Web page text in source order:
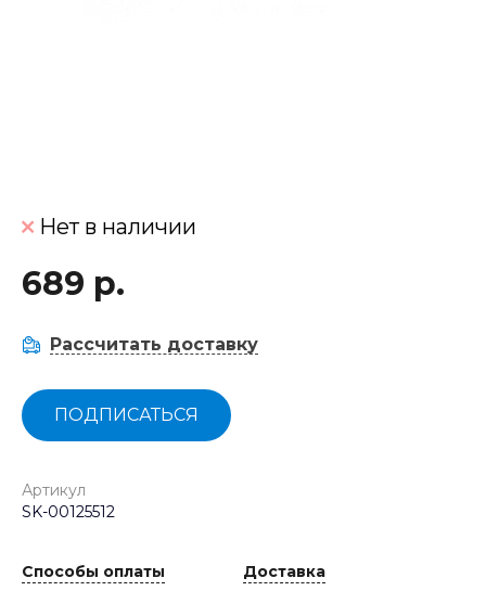
Нет в наличии
689 р.
Рассчитать доставку
ПОДПИСАТЬСЯ
Артикул
SK-00125512
Способы оплаты Доставка